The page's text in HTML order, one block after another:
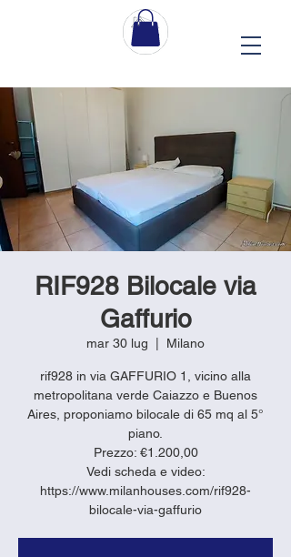
RIF928 Bilocale via
Gaffurio
mar 30 lug Milano
rif928 in via GAFFURIO 1, vicino alla
metropolitana verde Caiazzo e Buenos
Aires, proponiamo bilocale di 65 mq al 5°
piano.
Prezzo: €1.200,00
Vedi scheda e video:
https://www.milanhouses.com/rif928-
bilocale-via-gaffurio